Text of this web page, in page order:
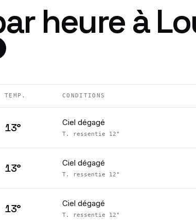
heure à
TEMP. CONDITIONS
13° Ciel dégagé
T. ressentie 12°
13° Ciel dégagé
T. ressentie 12°
13° Ciel dégagé
T. ressentie 12°